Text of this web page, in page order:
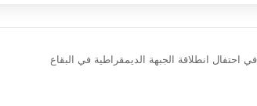
انطلاقة الجبهة الديمقراطية في البقاع